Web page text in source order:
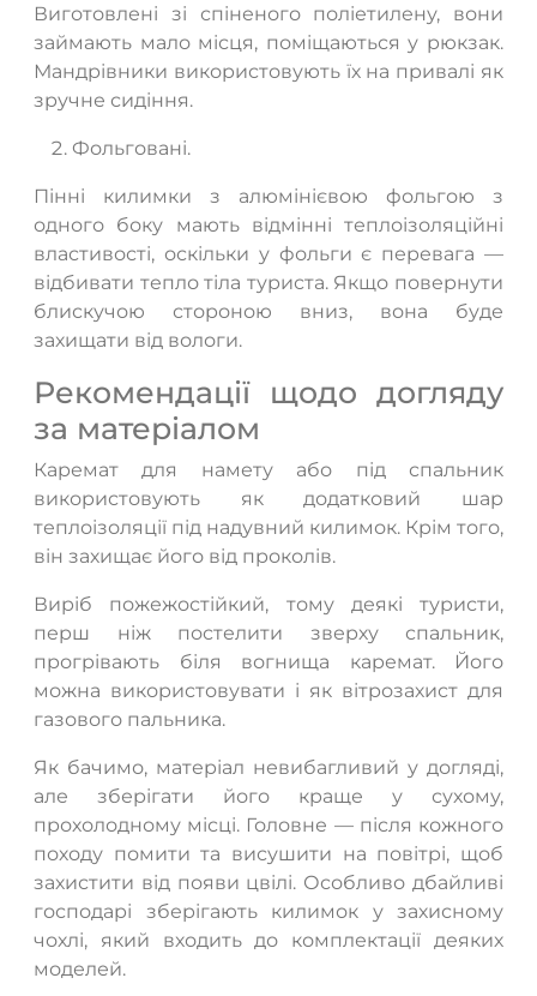
Виготовлені зі спіненого поліетилену, вони
займають мало місця, поміщаються у рюкзак.
Мандрівники використовують їх на привалі як
зручне сидіння.
Фольговані.
Пінні килимки з алюмінієвою фольгою з
одного боку мають відмінні теплоізоляційні
властивості, оскільки у фольги є перевага —
відбивати тепло тіла туриста. Якщо повернути
блискучою стороною вниз, вона буде
захищати від вологи.
Рекомендації щодо догляду
за матеріалом
Каремат для намету або під спальник
використовують як додатковий шар
теплоізоляції під надувний килимок. Крім того,
він захищає його від проколів.
Виріб пожежостійкий, тому деякі туристи,
перш ніж постелити зверху спальник,
прогрівають біля вогнища каремат. Його
можна використовувати і як вітрозахист для
газового пальника.
Як бачимо, матеріал невибагливий у догляді,
але зберігати його краще у сухому,
прохолодному місці. Головне — після кожного
походу помити та висушити на повітрі, щоб
захистити від появи цвілі. Особливо дбайливі
господарі зберігають килимок у захисному
чохлі, який входить до комплектації деяких
моделей.